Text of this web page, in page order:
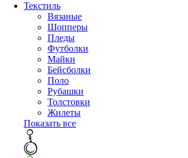
Текстиль
Вязаные
Шопперы
Пледы
Футболки
Майки
Бейсболки
Поло
Рубашки
Толстовки
Жилеты
Показать все